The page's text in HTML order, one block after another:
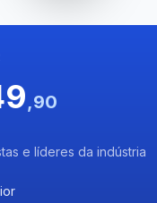
,90
e líderes da indústria